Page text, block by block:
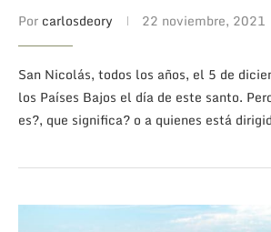
Por carlosdeory 22 noviembre, 2021
San Nicolás, todos los años, el 5 de
los Países Bajos el día de este santo.
es?, que significa? o a quienes está